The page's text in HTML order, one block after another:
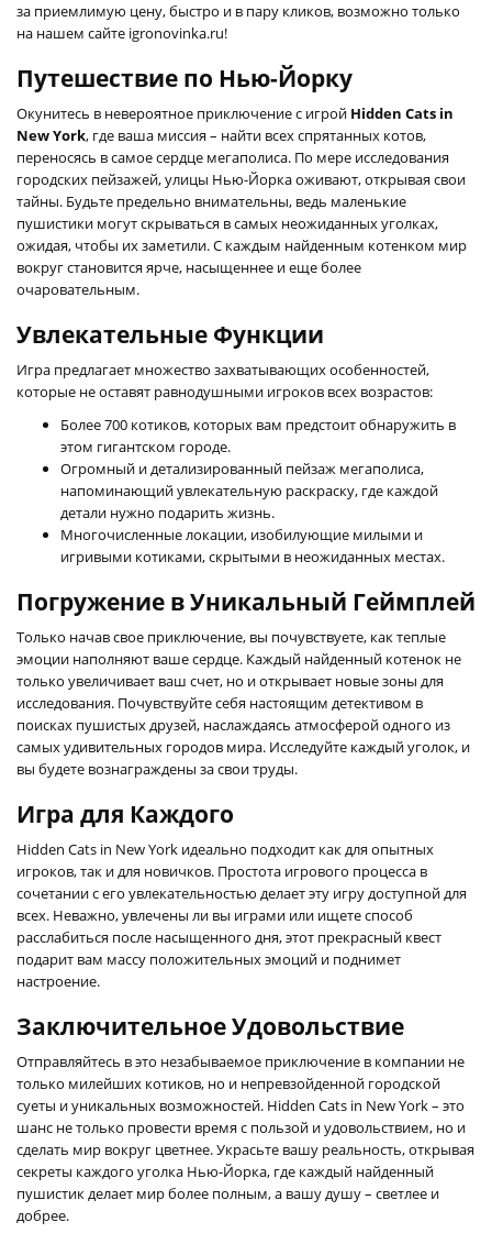
за приемлимую цену, быстро и в пару кликов, возможно только
на нашем сайте igronovinka.ru!
Путешествие по Нью-Йорку
Окунитесь в невероятное приключение с игрой Hidden Cats in
New York, где ваша миссия – найти всех спрятанных котов,
переносясь в самое сердце мегаполиса. По мере исследования
городских пейзажей, улицы Нью-Йорка оживают, открывая свои
тайны. Будьте предельно внимательны, ведь маленькие
пушистики могут скрываться в самых неожиданных уголках,
ожидая, чтобы их заметили. С каждым найденным котенком мир
вокруг становится ярче, насыщеннее и еще более
очаровательным.
Увлекательные Функции
Игра предлагает множество захватывающих особенностей,
которые не оставят равнодушными игроков всех возрастов:
Более 700 котиков, которых вам предстоит обнаружить в
этом гигантском городе.
Огромный и детализированный пейзаж мегаполиса,
напоминающий увлекательную раскраску, где каждой
детали нужно подарить жизнь.
Многочисленные локации, изобилующие милыми и
игривыми котиками, скрытыми в неожиданных местах.
Погружение в Уникальный Геймплей
Только начав свое приключение, вы почувствуете, как теплые
эмоции наполняют ваше сердце. Каждый найденный котенок не
только увеличивает ваш счет, но и открывает новые зоны для
исследования. Почувствуйте себя настоящим детективом в
поисках пушистых друзей, наслаждаясь атмосферой одного из
самых удивительных городов мира. Исследуйте каждый уголок, и
вы будете вознаграждены за свои труды.
Игра для Каждого
Hidden Cats in New York идеально подходит как для опытных
игроков, так и для новичков. Простота игрового процесса в
сочетании с его увлекательностью делает эту игру доступной для
всех. Неважно, увлечены ли вы играми или ищете способ
расслабиться после насыщенного дня, этот прекрасный квест
подарит вам массу положительных эмоций и поднимет
настроение.
Заключительное Удовольствие
Отправляйтесь в это незабываемое приключение в компании не
только милейших котиков, но и непревзойденной городской
суеты и уникальных возможностей. Hidden Cats in New York – это
шанс не только провести время с пользой и удовольствием, но и
сделать мир вокруг цветнее. Украсьте вашу реальность, открывая
секреты каждого уголка Нью-Йорка, где каждый найденный
пушистик делает мир более полным, а вашу душу – светлее и
добрее.